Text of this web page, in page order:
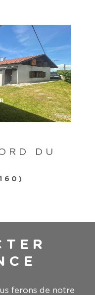
DU
ferons de notre